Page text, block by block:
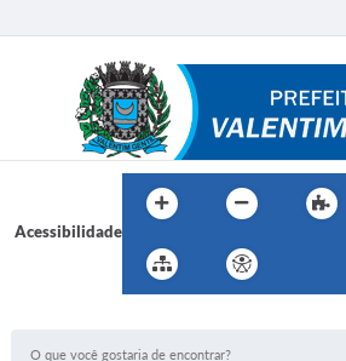
Acessibilidade